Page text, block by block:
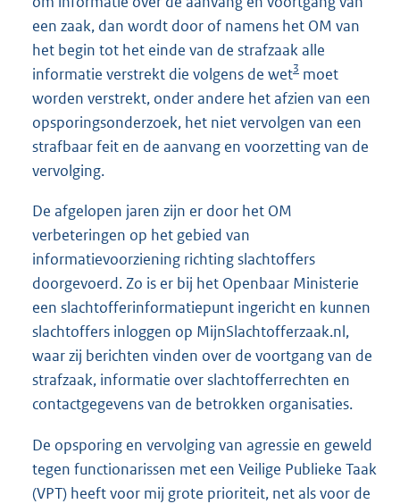
een zaak, dan wordt door of namens het OM van
het begin tot het einde van de strafzaak alle
informatie verstrekt die volgens de wet3 moet
worden verstrekt, onder andere het afzien van een
opsporingsonderzoek, het niet vervolgen van een
strafbaar feit en de aanvang en voorzetting van de
vervolging.
De afgelopen jaren zijn er door het OM
verbeteringen op het gebied van
informatievoorziening richting slachtoffers
doorgevoerd. Zo is er bij het Openbaar Ministerie
een slachtofferinformatiepunt ingericht en kunnen
slachtoffers inloggen op MijnSlachtofferzaak.nl,
waar zij berichten vinden over de voortgang van de
strafzaak, informatie over slachtofferrechten en
contactgegevens van de betrokken organisaties.
De opsporing en vervolging van agressie en geweld
tegen functionarissen met een Veilige Publieke Taak
(VPT) heeft voor mij grote prioriteit, net als voor de